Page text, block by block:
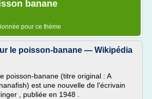
banane
pour ce thème
le poisson-banane — Wikipédia
poisson-banane (titre original : A
est une nouvelle de l'écrivain
, publiée en 1948 .